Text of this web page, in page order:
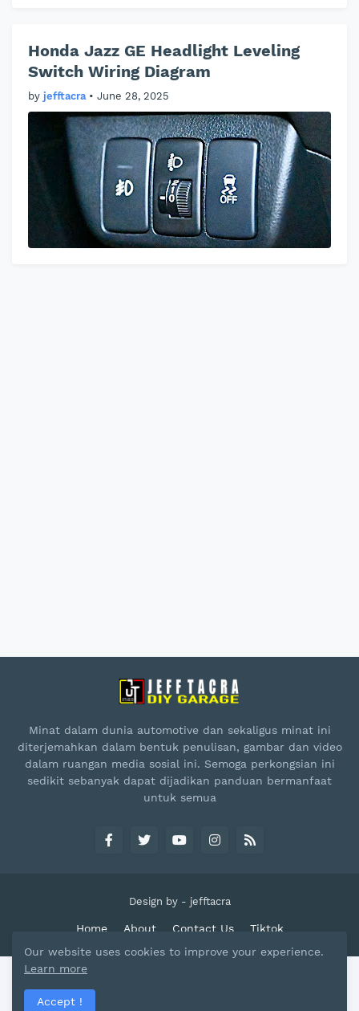
Honda Jazz GE Headlight Leveling
Switch Wiring Diagram
by jefftacra • June 28, 2025
Minat dalam dunia automotive dan sekaligus minat ini
diterjemahkan dalam bentuk penulisan, gambar dan video
dalam ruangan media sosial ini. Semoga perkongsian ini
sedikit sebanyak dapat dijadikan panduan bermanfaat
untuk semua
Design by - jefftacra
Home About Contact Us
Tiktok
Our website uses cookies to improve your experience.
Learn more
Accept !